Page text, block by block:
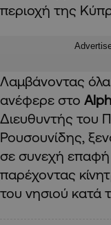
περιοχή της
Λαμβάνοντας
ανέφερε στο
Διευθυντής του
Ρουσουνίδης,
σε συνεχή
παρέχοντας
του νησιού κατά